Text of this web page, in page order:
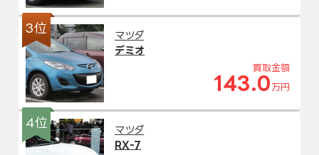
3位
マツダ
デミオ
買取金額
143.0 万円
4位
マツダ
RX-7